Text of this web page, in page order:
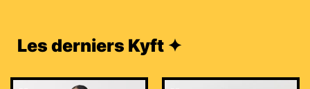
Les derniers Kyft ✦